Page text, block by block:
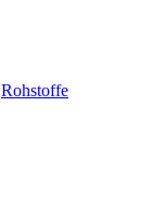
Rohstoffe